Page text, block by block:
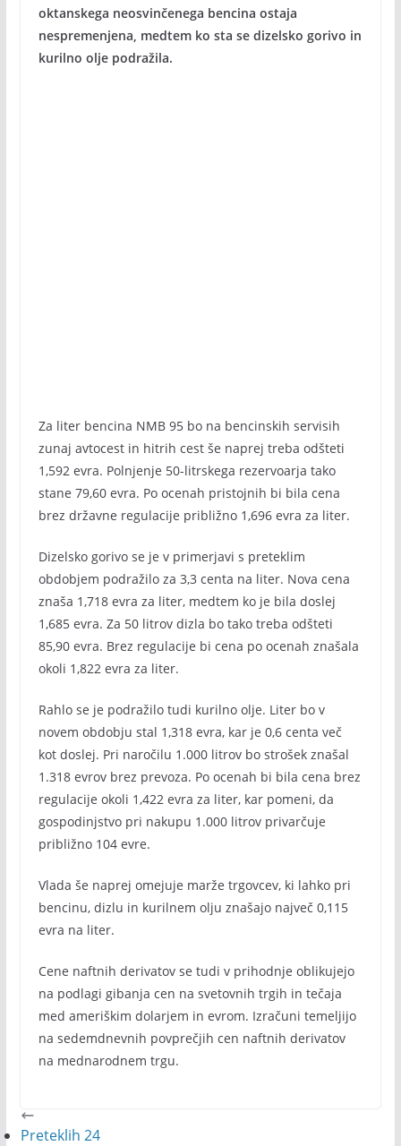
oktanskega neosvinčenega bencina ostaja
nespremenjena, medtem ko sta se dizelsko gorivo in
kurilno olje podražila.
Za liter bencina NMB 95 bo na bencinskih servisih
zunaj avtocest in hitrih cest še naprej treba odšteti
1,592 evra. Polnjenje 50-litrskega rezervoarja tako
stane 79,60 evra. Po ocenah pristojnih bi bila cena
brez državne regulacije približno 1,696 evra za liter.
Dizelsko gorivo se je v primerjavi s preteklim
obdobjem podražilo za 3,3 centa na liter. Nova cena
znaša 1,718 evra za liter, medtem ko je bila doslej
1,685 evra. Za 50 litrov dizla bo tako treba odšteti
85,90 evra. Brez regulacije bi cena po ocenah znašala
okoli 1,822 evra za liter.
Rahlo se je podražilo tudi kurilno olje. Liter bo v
novem obdobju stal 1,318 evra, kar je 0,6 centa več
kot doslej. Pri naročilu 1.000 litrov bo strošek znašal
1.318 evrov brez prevoza. Po ocenah bi bila cena brez
regulacije okoli 1,422 evra za liter, kar pomeni, da
gospodinjstvo pri nakupu 1.000 litrov privarčuje
približno 104 evre.
Vlada še naprej omejuje marže trgovcev, ki lahko pri
bencinu, dizlu in kurilnem olju znašajo največ 0,115
evra na liter.
Cene naftnih derivatov se tudi v prihodnje oblikujejo
na podlagi gibanja cen na svetovnih trgih in tečaja
med ameriškim dolarjem in evrom. Izračuni temeljijo
na sedemdnevnih povprečjih cen naftnih derivatov
na mednarodnem trgu.
Preteklih 24